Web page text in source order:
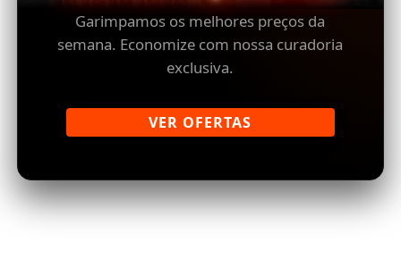
Garimpamos os melhores preços da
semana. Economize com nossa curadoria
exclusiva.
VER OFERTAS